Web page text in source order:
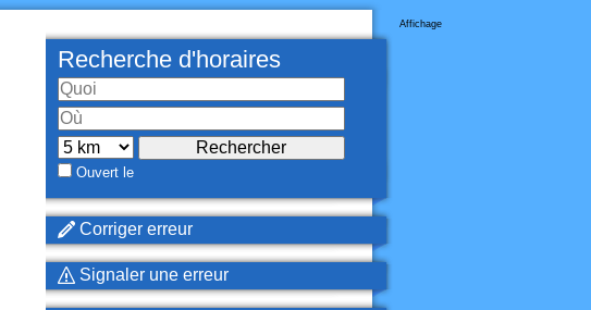
Affichage
Recherche d'horaires
Ouvert le
Corriger erreur
Signaler une erreur